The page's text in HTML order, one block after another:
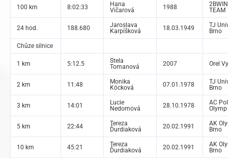
100 km 8:02:33
Hana
Vičarová
1988
TEAM
24 hod. 188.680
Jaroslava
Karpíšková
18.03.1949
TJ
Brno
Chůze silnice
1 km 5:12.5
Stela
Tomanová
2007 Orel
2 km 11:48
Monika
Köcková
07.01.1978
TJ
Brno
3 km 14:01
Lucie
Nedomová
28.10.1978
AC
Olymp
5 km 22:44
Tereza
Ďurdiaková
20.02.1991
AK
Brno
10 km 45:21
Tereza
Ďurdiaková
20.02.1991
AK
Brno